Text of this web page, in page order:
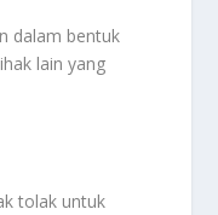
dalam bentuk
lain yang
tolak untuk